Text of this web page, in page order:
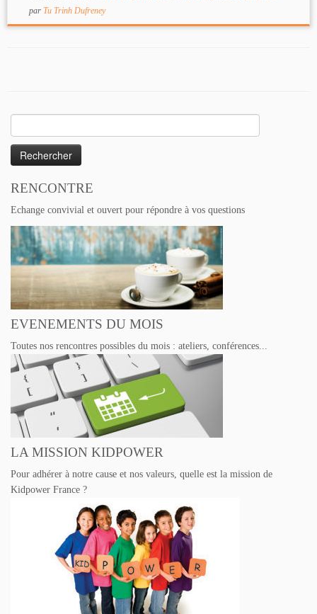
par Tu Trinh Dufreney
RENCONTRE
Echange convivial et ouvert pour répondre à vos questions
EVENEMENTS DU MOIS
Toutes nos rencontres possibles du mois : ateliers, conférences...
LA MISSION KIDPOWER
Pour adhérer à notre cause et nos valeurs, quelle est la mission de
Kidpower France ?